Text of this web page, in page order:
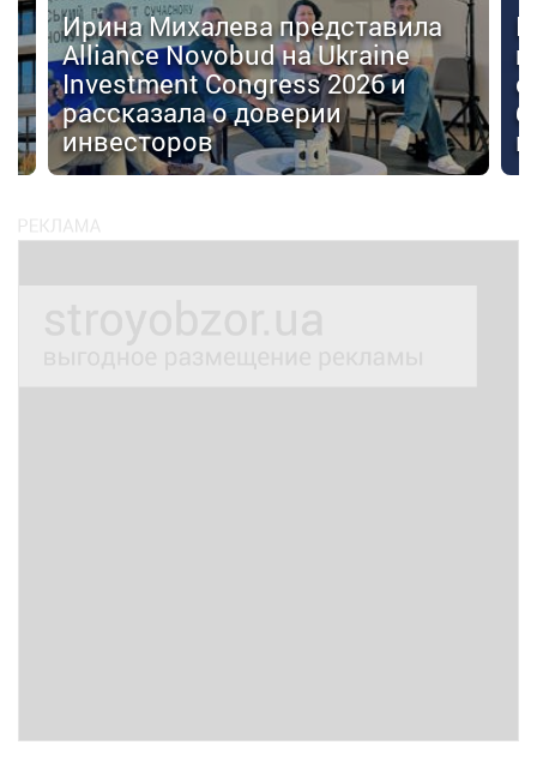
Ирина Михалева представила
Alliance Novobud на Ukraine
Investment Congress 2026 и
рассказала о доверии
инвесторов